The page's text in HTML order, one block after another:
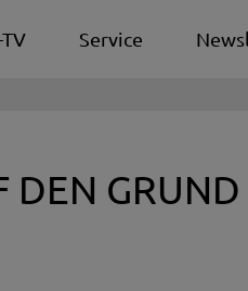
Service
DEN GRUND